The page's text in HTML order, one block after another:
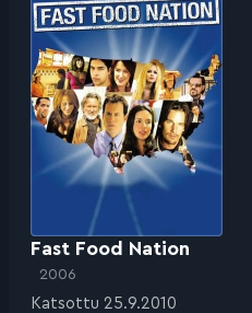
Fast Food Nation
2006
Katsottu 25.9.2010